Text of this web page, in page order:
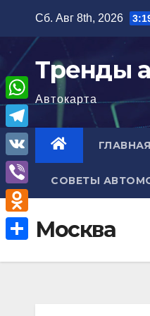
содержимому
Сб. Авг 8th, 2026
Тренды
Автокарта
ГЛАВНАЯ
СОВЕТЫ
Москва
W
h
a
A
T
e
l
e
g
V
K
V
i
b
e
O